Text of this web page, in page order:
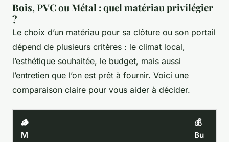
Bois, PVC ou Métal : quel matériau privilégier
?
Le choix d’un matériau pour sa clôture ou son portail
dépend de plusieurs critères : le climat local,
l’esthétique souhaitée, le budget, mais aussi
l’entretien que l’on est prêt à fournir. Voici une
comparaison claire pour vous aider à décider.
🪵
M
💰
Bu